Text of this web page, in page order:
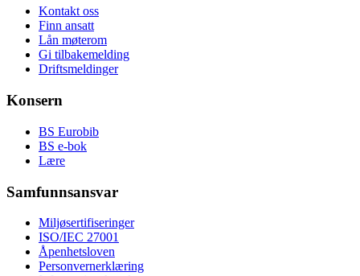
Kontakt oss
Finn ansatt
Lån møterom
Gi tilbakemelding
Driftsmeldinger
Konsern
BS Eurobib
BS e-bok
Lære
Samfunnsansvar
Miljøsertifiseringer
ISO/IEC 27001
Åpenhetsloven
Personvernerklæring